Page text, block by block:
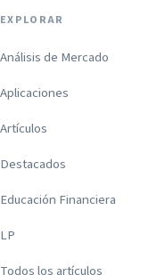
EXPLORAR
Análisis de Mercado
Aplicaciones
Artículos
Destacados
Educación Financiera
LP
Todos los artículos